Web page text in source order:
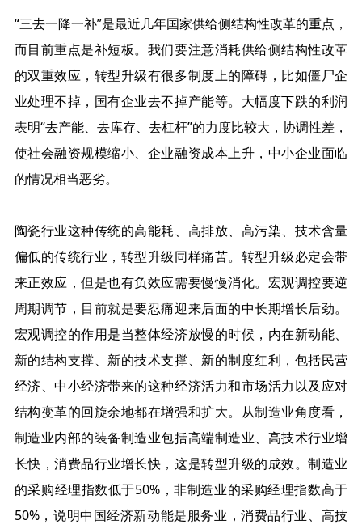
“三去一降一补”是最近几年国家供给侧结构性改革的重点，
而目前重点是补短板。我们要注意消耗供给侧结构性改革
的双重效应，转型升级有很多制度上的障碍，比如僵尸企
业处理不掉，国有企业去不掉产能等。大幅度下跌的利润
表明“去产能、去库存、去杠杆”的力度比较大，协调性差，
使社会融资规模缩小、企业融资成本上升，中小企业面临
的情况相当恶劣。
陶瓷行业这种传统的高能耗、高排放、高污染、技术含量
偏低的传统行业，转型升级同样痛苦。转型升级必定会带
来正效应，但是也有负效应需要慢慢消化。宏观调控要逆
周期调节，目前就是要忍痛迎来后面的中长期增长后劲。
宏观调控的作用是当整体经济放慢的时候，内在新动能、
新的结构支撑、新的技术支撑、新的制度红利，包括民营
经济、中小经济带来的这种经济活力和市场活力以及应对
结构变革的回旋余地都在增强和扩大。从制造业角度看，
制造业内部的装备制造业包括高端制造业、高技术行业增
长快，消费品行业增长快，这是转型升级的成效。制造业
的采购经理指数低于50% ，非制造业的采购经理指数高于
50%，说明中国经济新动能是服务业，消费品行业、高技